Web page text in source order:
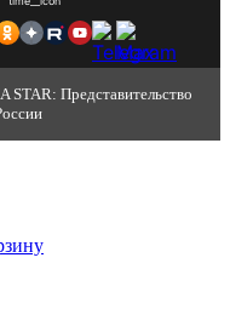
Представительство